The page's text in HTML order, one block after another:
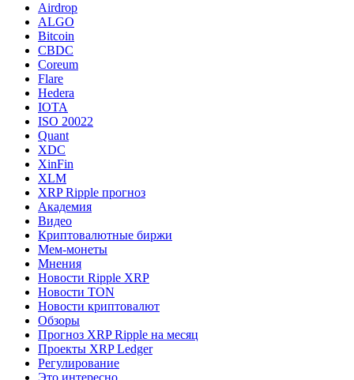
Airdrop
ALGO
Bitcoin
CBDC
Coreum
Flare
Hedera
IOTA
ISO 20022
Quant
XDC
XinFin
XLM
XRP Ripple прогноз
Академия
Видео
Криптовалютные биржи
Мем-монеты
Мнения
Новости Ripple XRP
Новости TON
Новости криптовалют
Обзоры
Прогноз XRP Ripple на месяц
Проекты XRP Ledger
Регулирование